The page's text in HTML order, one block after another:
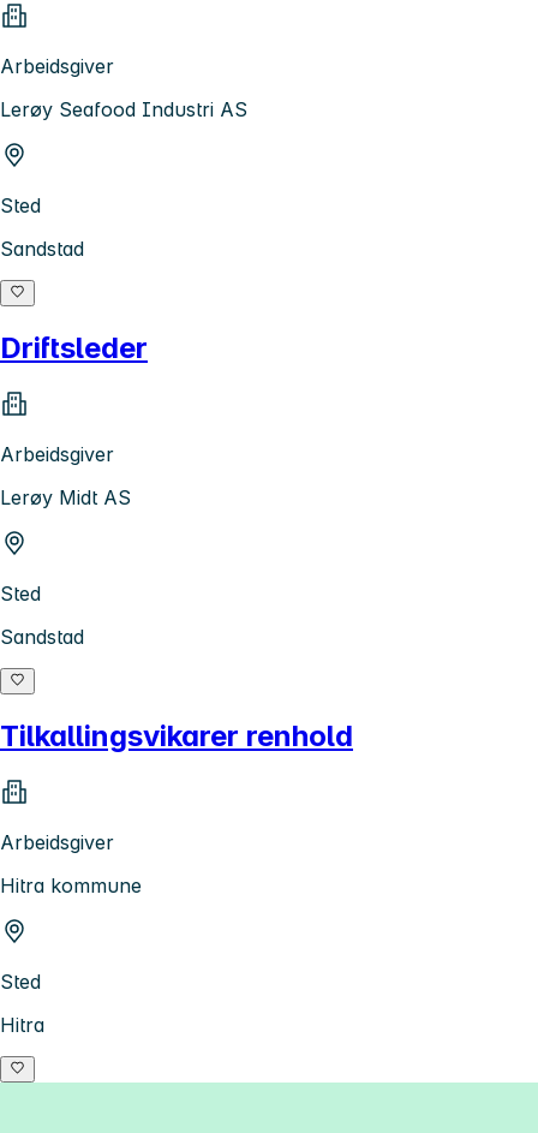
Arbeidsgiver
Lerøy Seafood Industri AS
Sted
Sandstad
Driftsleder
Arbeidsgiver
Lerøy Midt AS
Sted
Sandstad
Tilkallingsvikarer renhold
Arbeidsgiver
Hitra kommune
Sted
Hitra